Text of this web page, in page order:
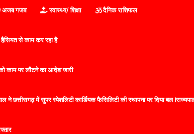
अजब गजब स्वास्थ्य/ शिक्षा दैनिक राशिफल
से काम कर रहा है
को काम पर लौटने का आदेश जारी
ने छत्तीसगढ़ में सुपर स्पेशलिटी कार्डियक फैसिलिटी की स्थापना पर दिया बल